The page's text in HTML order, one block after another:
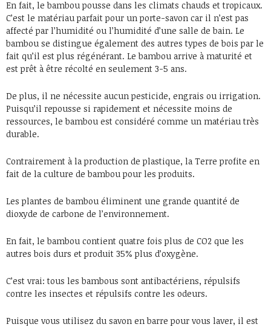
En fait, le bambou pousse dans les climats chauds et tropicaux.
C’est le matériau parfait pour un porte-savon car il n’est pas
affecté par l’humidité ou l’humidité d’une salle de bain. Le
bambou se distingue également des autres types de bois par le
fait qu’il est plus régénérant. Le bambou arrive à maturité et
est prêt à être récolté en seulement 3-5 ans.
De plus, il ne nécessite aucun pesticide, engrais ou irrigation.
Puisqu’il repousse si rapidement et nécessite moins de
ressources, le bambou est considéré comme un matériau très
durable.
Contrairement à la production de plastique, la Terre profite en
fait de la culture de bambou pour les produits.
Les plantes de bambou éliminent une grande quantité de
dioxyde de carbone de l’environnement.
En fait, le bambou contient quatre fois plus de CO2 que les
autres bois durs et produit 35% plus d’oxygène.
C’est vrai: tous les bambous sont antibactériens, répulsifs
contre les insectes et répulsifs contre les odeurs.
Puisque vous utilisez du savon en barre pour vous laver, il est